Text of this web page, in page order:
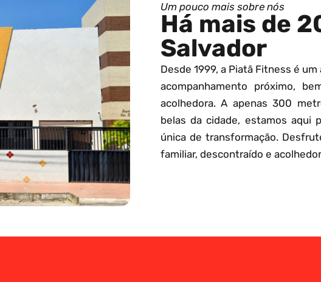
Um pouco mais sobre nós
Há mais de
Salvador
Desde 1999, a Piatã Fitness é
acompanhamento próximo,
acolhedora. A apenas 300
belas da cidade, estamos aqui
única de transformação.
familiar, descontraído e